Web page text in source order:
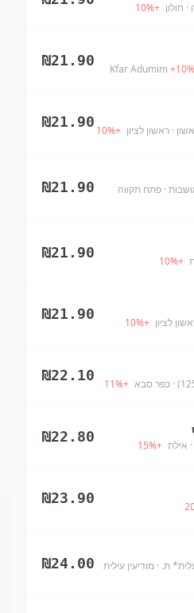
· חולון +
10%
+10%
₪21.90
· ראשון לציון +
10%
₪21.90
· פתח תקווה
₪21.90
+
10%
₪21.90
לציון +
10%
₪21.90
· כפר סבא +
11%
₪22.10
· אילת +
15%
₪22.80
₪23.90
ת. · מודיעין עילית
₪24.00